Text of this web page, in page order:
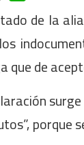
de la
que de
porque